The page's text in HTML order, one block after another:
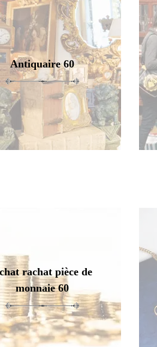
Antiquaire 60
rachat pièce de
monnaie 60